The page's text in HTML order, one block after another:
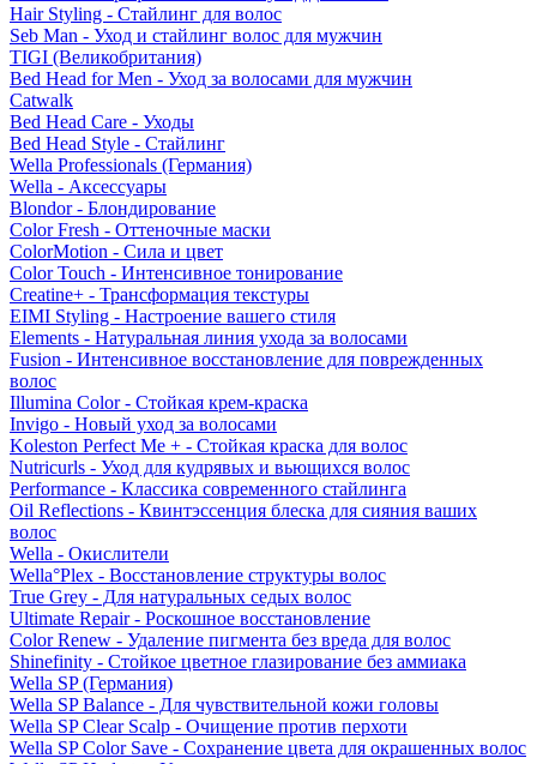
Hair Styling - Стайлинг для волос
Seb Man - Уход и стайлинг волос для мужчин
TIGI (Великобритания)
Bed Head for Men - Уход за волосами для мужчин
Catwalk
Bed Head Care - Уходы
Bed Head Style - Стайлинг
Wella Professionals (Германия)
Wella - Аксессуары
Blondor - Блондирование
Color Fresh - Оттеночные маски
ColorMotion - Сила и цвет
Color Touch - Интенсивное тонирование
Creatine+ - Трансформация текстуры
EIMI Styling - Настроение вашего стиля
Elements - Натуральная линия ухода за волосами
Fusion - Интенсивное восстановление для поврежденных
волос
Illumina Color - Стойкая крем-краска
Invigo - Новый уход за волосами
Koleston Perfect Me + - Стойкая краска для волос
Nutricurls - Уход для кудрявых и вьющихся волос
Performance - Классика современного стайлинга
Oil Reflections - Квинтэссенция блеска для сияния ваших
волос
Wella - Окислители
Wella°Plex - Восстановление структуры волос
True Grey - Для натуральных седых волос
Ultimate Repair - Роскошное восстановление
Color Renew - Удаление пигмента без вреда для волос
Shinefinity - Стойкое цветное глазирование без аммиака
Wella SP (Германия)
Wella SP Balance - Для чувствительной кожи головы
Wella SP Clear Scalp - Очищение против перхоти
Wella SP Color Save - Сохранение цвета для окрашенных волос